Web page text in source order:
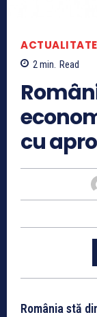
ACTUALITATE
2min. Read
cu
România stă